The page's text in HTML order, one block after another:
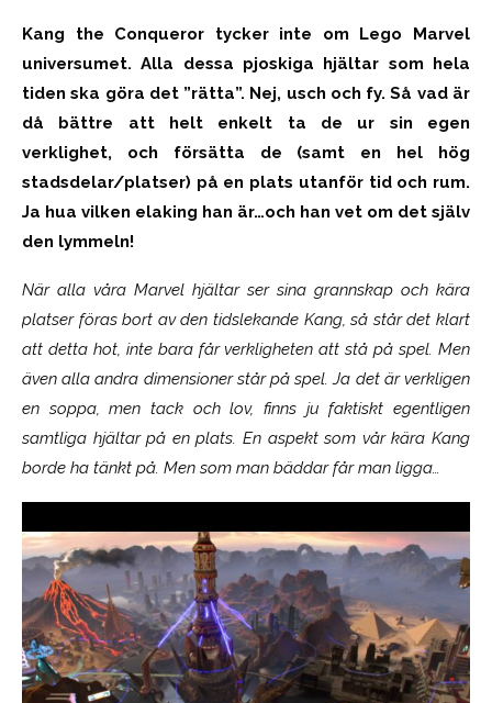
Kang the Conqueror tycker inte om Lego Marvel
universumet. Alla dessa pjoskiga hjältar som hela
tiden ska göra det ”rätta”. Nej, usch och fy. Så vad är
då bättre att helt enkelt ta de ur sin egen
verklighet, och försätta de (samt en hel hög
stadsdelar/platser) på en plats utanför tid och rum.
Ja hua vilken elaking han är…och han vet om det själv
den lymmeln!
När alla våra Marvel hjältar ser sina grannskap och kära
platser föras bort av den tidslekande Kang, så står det klart
att detta hot, inte bara får verkligheten att stå på spel. Men
även alla andra dimensioner står på spel. Ja det är verkligen
en soppa, men tack och lov, finns ju faktiskt egentligen
samtliga hjältar på en plats. En aspekt som vår kära Kang
borde ha tänkt på. Men som man bäddar får man ligga…